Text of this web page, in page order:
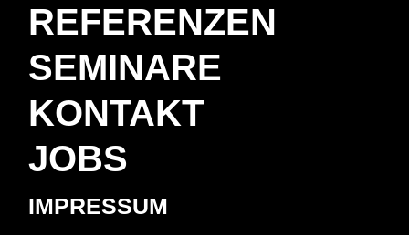
REFERENZEN
SEMINARE
KONTAKT
JOBS
IMPRESSUM